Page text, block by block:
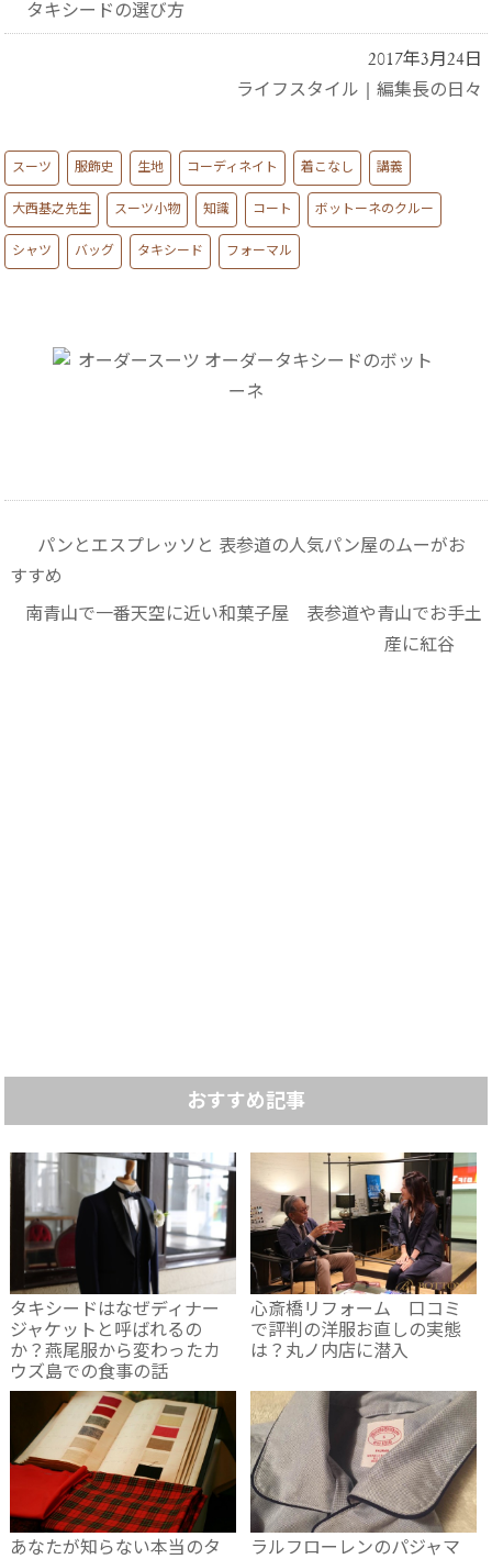
タキシードの選び方
2017年3月24日
ライフスタイル
編集長の日々
スーツ 服飾史 生地 コーディネイト 着こなし 講義
大西基之先生 スーツ小物 知識 コート ボットーネのクルー
シャツ バッグ タキシード フォーマル
パンとエスプレッソと 表参道の人気パン屋のムーがお
すすめ
南青山で一番天空に近い和菓子屋 表参道や青山でお手土
産に紅谷
おすすめ記事
タキシードはなぜディナー
ジャケットと呼ばれるの
か？燕尾服から変わったカ
ウズ島での食事の話
心斎橋リフォーム 口コミ
で評判の洋服お直しの実態
は？丸ノ内店に潜入
あなたが知らない本当のタ
ラルフローレンのパジャマ